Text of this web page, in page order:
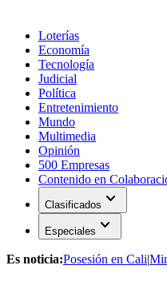
Loterías
Economía
Tecnología
Judicial
Política
Entretenimiento
Mundo
Multimedia
Opinión
500 Empresas
Contenido en
Clasificados expand_more
Especiales expand_more
Es noticia:Posesión en Cali|